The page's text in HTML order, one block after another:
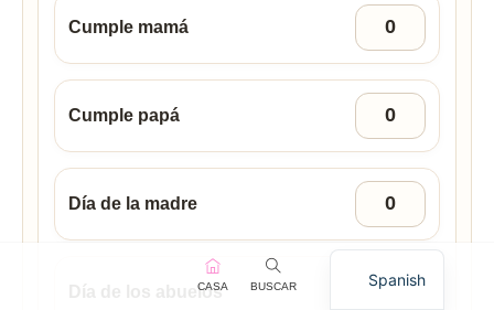
Cumple mamá
Cumple papá
Día de la madre
Día de los abuelos
CASA BUSCAR Spanish